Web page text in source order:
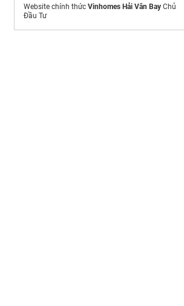
Website chính thức Vinhomes Hải Vân Bay Chủ
Đầu Tư